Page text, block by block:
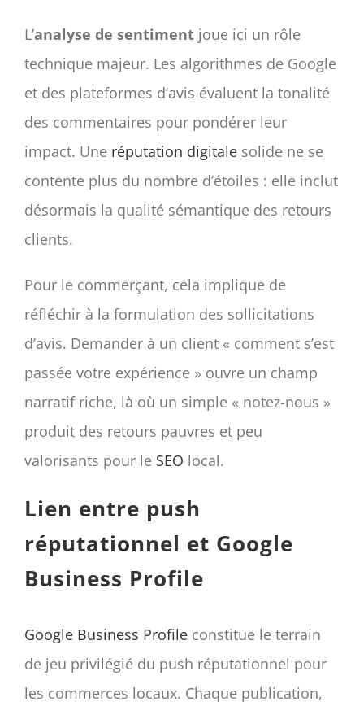
L’analyse de sentiment joue ici un rôle
technique majeur. Les algorithmes de Google
et des plateformes d’avis évaluent la tonalité
des commentaires pour pondérer leur
impact. Une réputation digitale solide ne se
contente plus du nombre d’étoiles : elle inclut
désormais la qualité sémantique des retours
clients.
Pour le commerçant, cela implique de
réfléchir à la formulation des sollicitations
d’avis. Demander à un client « comment s’est
passée votre expérience » ouvre un champ
narratif riche, là où un simple « notez-nous »
produit des retours pauvres et peu
valorisants pour le SEO local.
Lien entre push
réputationnel et Google
Business Profile
Google Business Profile constitue le terrain
de jeu privilégié du push réputationnel pour
les commerces locaux. Chaque publication,